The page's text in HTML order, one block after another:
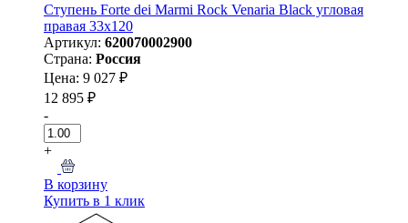
Ступень Forte dei Marmi Rock Venaria Black угловая
правая 33x120
Артикул: 620070002900
Страна: Россия
Цена: 9 027 ₽
12 895 ₽
-
+
В корзину
Купить в 1 клик